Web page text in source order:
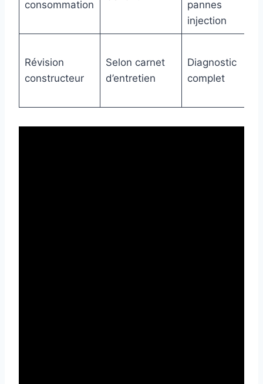
consommation
pannes
injection
Révision
constructeur
Selon carnet
d’entretien
Diagnostic
complet